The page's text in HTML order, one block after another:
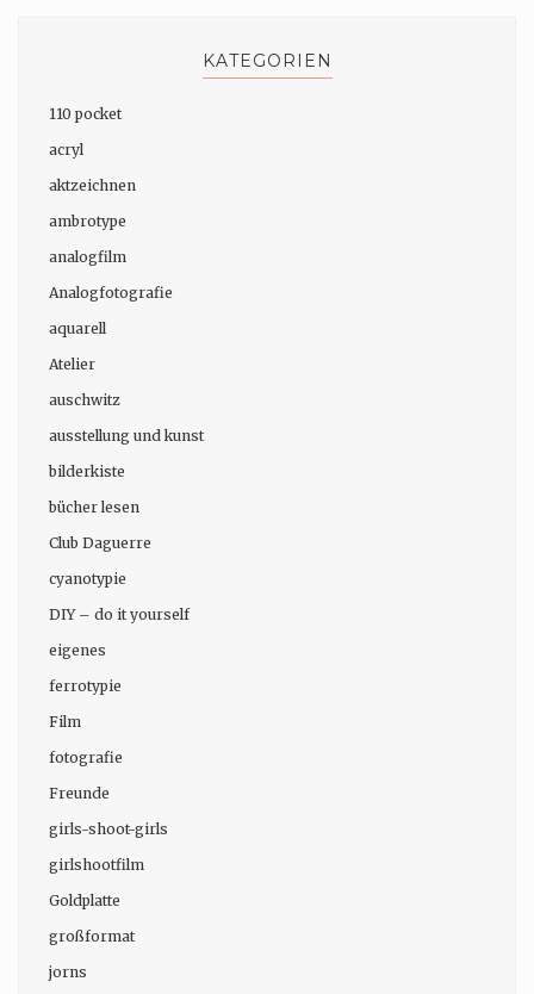
KATEGORIEN
110 pocket
acryl
aktzeichnen
ambrotype
analogfilm
Analogfotografie
aquarell
Atelier
auschwitz
ausstellung und kunst
bilderkiste
bücher lesen
Club Daguerre
cyanotypie
DIY – do it yourself
eigenes
ferrotypie
Film
fotografie
Freunde
girls-shoot-girls
girlshootfilm
Goldplatte
großformat
jorns